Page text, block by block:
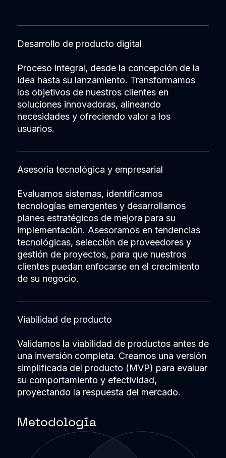
Desarrollo de producto digital
Proceso integral, desde la concepción de la
idea hasta su lanzamiento. Transformamos
los objetivos de nuestros clientes en
soluciones innovadoras, alineando
necesidades y ofreciendo valor a los
usuarios.
Asesoría tecnológica y empresarial
Evaluamos sistemas, identificamos
tecnologías emergentes y desarrollamos
planes estratégicos de mejora para su
implementación. Asesoramos en tendencias
tecnológicas, selección de proveedores y
gestión de proyectos, para que nuestros
clientes puedan enfocarse en el crecimiento
de su negocio.
Viabilidad de producto
Validamos la viabilidad de productos antes de
una inversión completa. Creamos una versión
simplificada del producto (MVP) para evaluar
su comportamiento y efectividad,
proyectando la respuesta del mercado.
Metodología